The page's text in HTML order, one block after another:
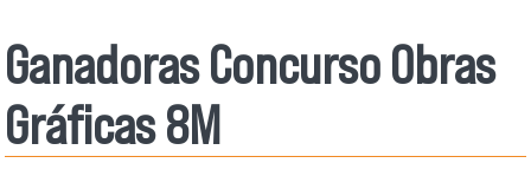
Ganadoras Concurso Obras
Gráficas 8M